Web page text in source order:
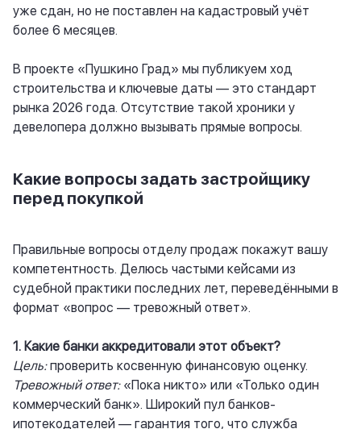
уже сдан, но не поставлен на кадастровый учёт
более 6 месяцев.
В проекте «Пушкино Град» мы публикуем ход
строительства и ключевые даты — это стандарт
рынка 2026 года. Отсутствие такой хроники у
девелопера должно вызывать прямые вопросы.
Какие вопросы задать застройщику
перед покупкой
Правильные вопросы отделу продаж покажут вашу
компетентность. Делюсь частыми кейсами из
судебной практики последних лет, переведёнными в
формат «вопрос — тревожный ответ».
1. Какие банки аккредитовали этот объект?
Цель:проверить косвенную финансовую оценку.
Тревожный ответ: «Пока никто» или «Только один
коммерческий банк». Широкий пул банков-
ипотекодателей — гарантия того, что служба